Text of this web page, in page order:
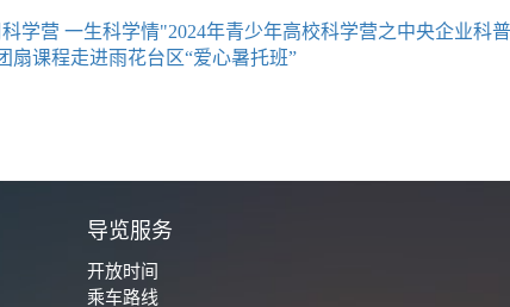
学营 一生科学情"2024年青少年高校科学营之中央企业科
扇课程走进雨花台区“爱心暑托班”
导览服务
开放时间
乘车路线